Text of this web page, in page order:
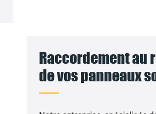
Raccordement au
de vos panneaux